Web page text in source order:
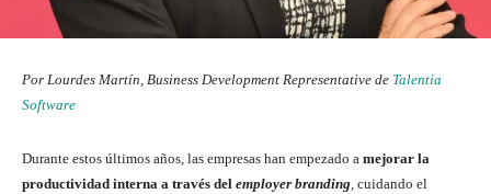
Por Lourdes Martín, Business Development Representative de Talentia
Software
Durante estos últimos años, las empresas han empezado a mejorar la
productividad interna a través del employer branding, cuidando el